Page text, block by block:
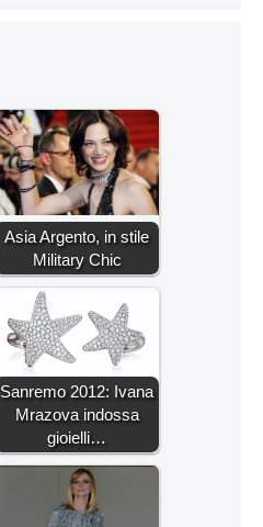
Asia Argento, in stile
Military Chic
Sanremo 2012: Ivana
Mrazova indossa
gioielli…